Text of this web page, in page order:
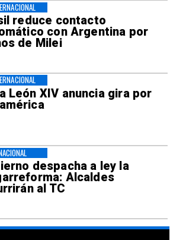
reduce contacto
con Argentina por
de Milei
León XIV anuncia gira por
despacha a ley la
Alcaldes
al TC